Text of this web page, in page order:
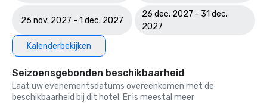
26 nov. 2027 - 1 dec. 2027
26 dec. 2027 - 31 dec.
2027
Kalenderbekijken
Seizoensgebonden beschikbaarheid
Laat uw evenementsdatums overeenkomen met de
beschikbaarheid bij dit hotel. Er is meestal meer